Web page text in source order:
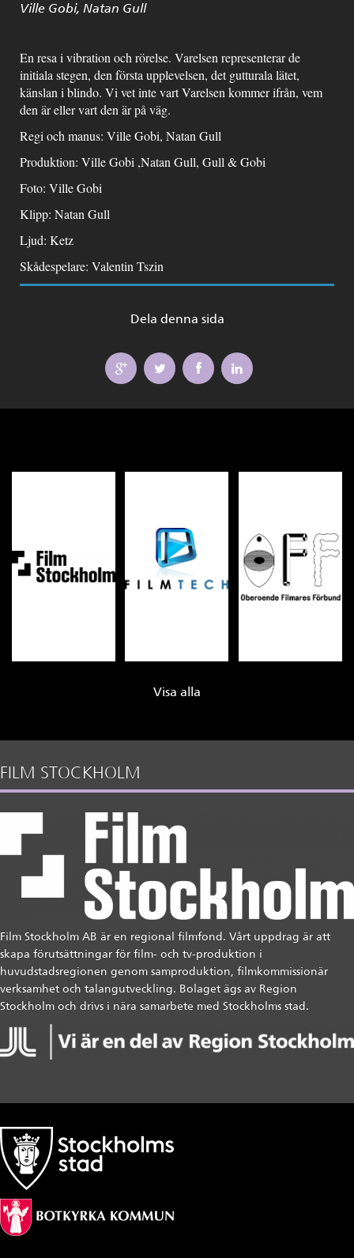
Ville Gobi, Natan Gull
En resa i vibration och rörelse. Varelsen representerar de
initiala stegen, den första upplevelsen, det gutturala lätet,
känslan i blindo. Vi vet inte vart Varelsen kommer ifrån, vem
den är eller vart den är på väg.
Regi och manus: Ville Gobi, Natan Gull
Produktion: Ville Gobi ,Natan Gull, Gull & Gobi
Foto: Ville Gobi
Klipp: Natan Gull
Ljud: Ketz
Skådespelare: Valentin Tszin
Dela denna sida
Visa alla
FILM STOCKHOLM
Film Stockholm AB är en regional filmfond. Vårt uppdrag är att
skapa förutsättningar för film- och tv-produktion i
huvudstadsregionen genom samproduktion, filmkommissionär
verksamhet och talangutveckling. Bolaget ägs av Region
Stockholm och drivs i nära samarbete med Stockholms stad.